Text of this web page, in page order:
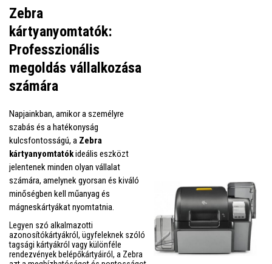
Zebra
kártyanyomtatók:
Professzionális
megoldás vállalkozása
számára
Napjainkban, amikor a személyre
szabás és a hatékonyság
kulcsfontosságú, a Zebra
kártyanyomtatókideális eszközt
jelentenek minden olyan vállalat
számára, amelynek gyorsan és kiváló
minőségben kell műanyag és
mágneskártyákat nyomtatnia.
Legyen szó alkalmazotti
azonosítókártyákról, ügyfeleknek szóló
tagsági kártyákról vagy különféle
rendezvények belépőkártyáiról, a Zebra